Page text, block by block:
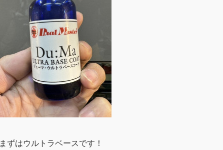
まずはウルトラベースです！